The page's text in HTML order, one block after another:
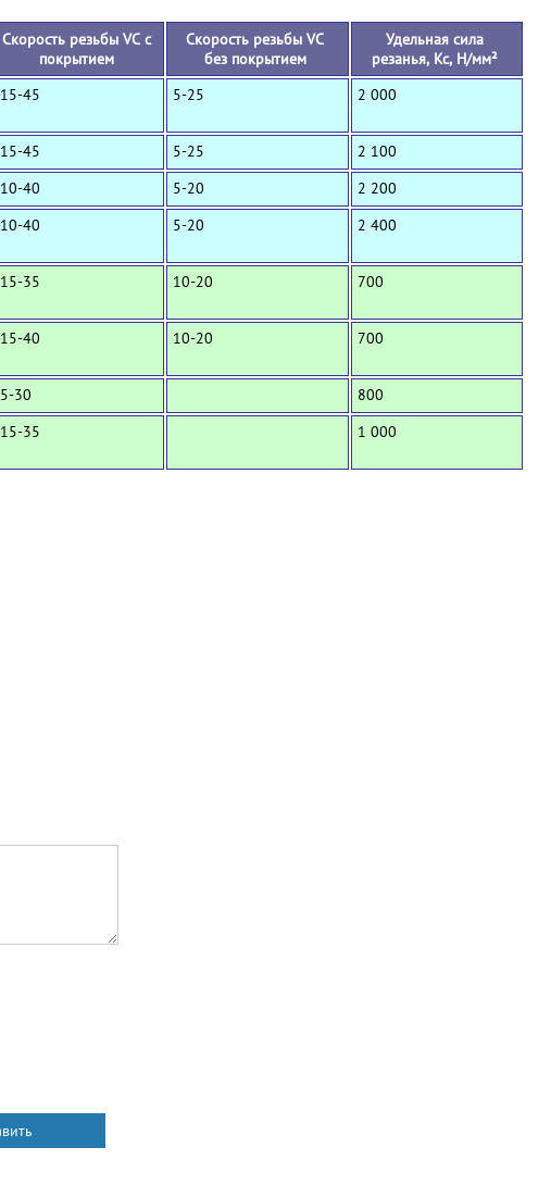
Скорость резьбы VC с
покрытием
Скорость резьбы VC
без покрытием
Удельная сила
резанья, Кс, Н/мм²
15-45 5-25 2 000
15-45 5-25
2 100
10-40 5-20
2 200
10-40 5-20 2 400
15-35 10-20 700
15-40 10-20 700
5-30
800
15-35 1 000